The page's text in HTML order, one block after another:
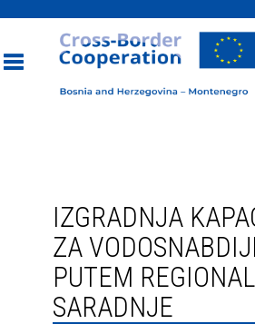
IZGRADNJA KAPACITETA
ZA
PUTEM
SARADNJE